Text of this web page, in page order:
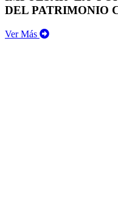
DEL PATRIMONIO
Ver Más